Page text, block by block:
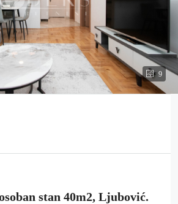
9
stan 40m2, Ljubović.